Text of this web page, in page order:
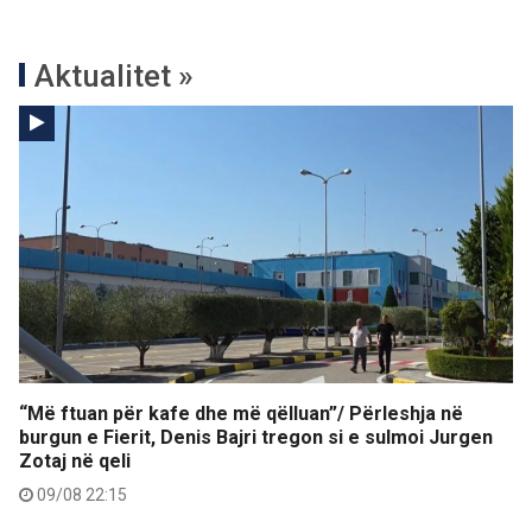
Aktualitet »
“Më ftuan për kafe dhe më qëlluan”/ Përleshja në
burgun e Fierit, Denis Bajri tregon si e sulmoi Jurgen
Zotaj në qeli
09/08 22:15